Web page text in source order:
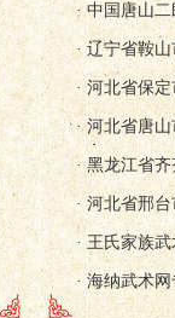
· 中国唐山
· 辽宁省鞍
· 河北省保
· 河北省唐
· 黑龙江省
· 河北省邢
· 王氏家族
· 海纳武术